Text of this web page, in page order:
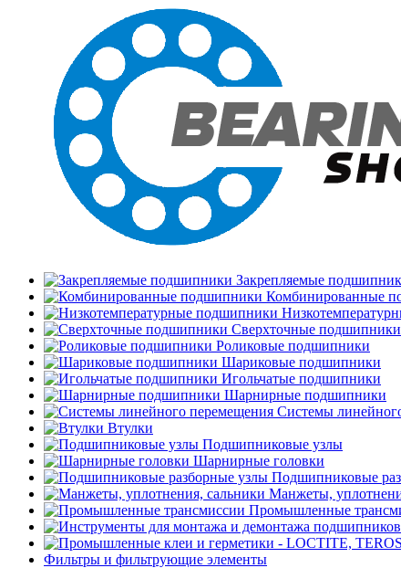
Закрепляемые
Комбинированные
Сверхточные подшипники
Роликовые подшипники
Шариковые подшипники
Игольчатые подшипники
Шарнирные подшипники
Системы
Втулки
Подшипниковые узлы
Шарнирные головки
Подшипниковые
Манжеты,
Промышленные
Фильтры и фильтрующие элементы